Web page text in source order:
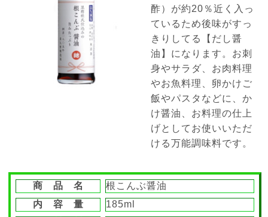
酢）が約20％近く入っ
ているため後味がすっ
きりしてる【だし醤
油】になります。お刺
身やサラダ、お肉料理
やお魚料理、卵かけご
飯やパスタなどに、か
け醤油、お料理の仕上
げとしてお使いいただ
ける万能調味料です。
商 品 名
根こんぶ醤油
内 容 量
185ml